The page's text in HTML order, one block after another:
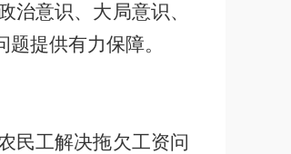
意识、大局意识、
提供有力保障。
民工解决拖欠工资问